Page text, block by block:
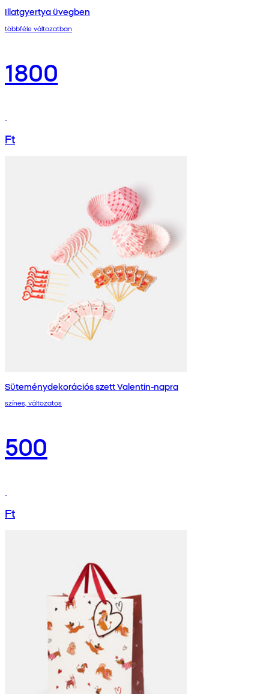
Illatgyertya üvegben
többféle változatban
1800
Ft
Süteménydekorációs szett Valentin-napra
színes, változatos
500
Ft